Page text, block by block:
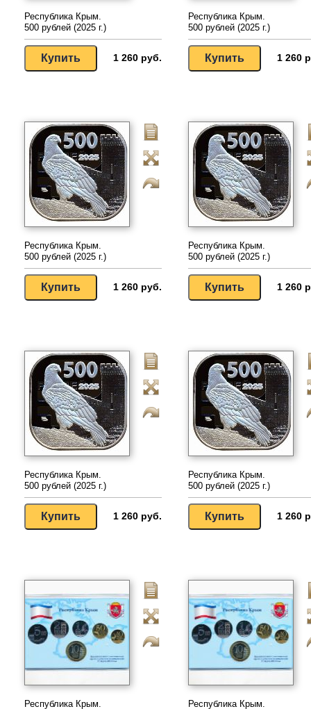
Республика Крым.
500 рублей (2025 г.)
1 260 руб.
Республика Крым.
500 рублей (2025 г.)
1 260
Республика Крым.
500 рублей (2025 г.)
1 260 руб.
Республика Крым.
500 рублей (2025 г.)
1 260
Республика Крым.
500 рублей (2025 г.)
1 260 руб.
Республика Крым.
500 рублей (2025 г.)
1 260
Республика Крым.
Республика Крым.